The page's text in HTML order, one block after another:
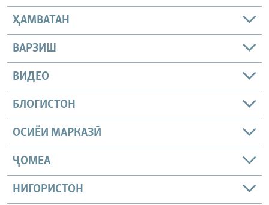
ҲАМВАТАН
ВАРЗИШ
ВИДЕО
БЛОГИСТОН
ОСИЁИ МАРКАЗӢ
ҶОМEА
НИГОРИСТОН